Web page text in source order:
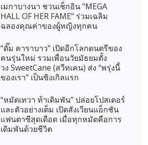
เมกาบางนา ชวนเช็กอิน "MEGA
HALL OF HER FAME" ร่วมเฉลิม
ฉลองคุณค่าของผู้หญิงทุกคน
“ดั๊ม คาราบาว” เปิดอีกโลกดนตรีของ
คนรุ่นใหม่ รวมเพื่อนวัยมัธยมตั้ง
วง SweetCane (สวีทเคน) ส่ง “พรุ่งนี้
ของเรา” เป็นซิงเกิลแรก
“หมัดเทวา ท้าเดิมพัน” ปล่อยโปสเตอร์
และตัวอย่างเต็ม เปิดสังเวียนแอ็กชัน
แฟนตาซีสุดเดือด เมื่อทุกหมัดคือการ
เดิมพันด้วยชีวิต